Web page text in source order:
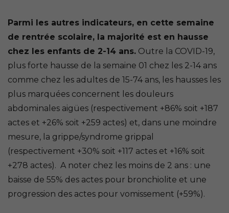
Parmi les autres indicateurs, en cette semaine
de rentrée scolaire, la majorité est en hausse
chez les enfants de 2-14 ans. Outre la COVID-19,
plus forte hausse de la semaine 01 chez les 2-14 ans
comme chez les adultes de 15-74 ans, les hausses les
plus marquées concernent les douleurs
abdominales aigües (respectivement +86% soit +187
actes et +26% soit +259 actes) et, dans une moindre
mesure, la grippe/syndrome grippal
(respectivement +30% soit +117 actes et +16% soit
+278 actes). A noter chez les moins de 2 ans : une
baisse de 55% des actes pour bronchiolite et une
progression des actes pour vomissement (+59%).